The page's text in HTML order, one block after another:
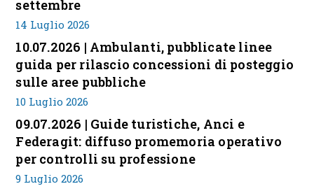
settembre
14 Luglio 2026
10.07.2026 | Ambulanti, pubblicate linee
guida per rilascio concessioni di posteggio
sulle aree pubbliche
10 Luglio 2026
09.07.2026 | Guide turistiche, Anci e
Federagit: diffuso promemoria operativo
per controlli su professione
9 Luglio 2026